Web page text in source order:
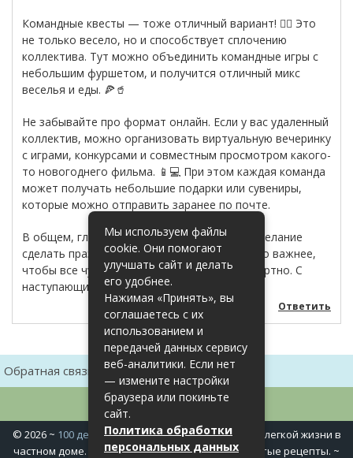
Командные квесты — тоже отличный вариант! 🕵️‍♂️ Это
не только весело, но и способствует сплочению
коллектива. Тут можно объединить командные игры с
небольшим фуршетом, и получится отличный микс
веселья и еды. 🍕🥤
Не забывайте про формат онлайн. Если у вас удаленный
коллектив, можно организовать виртуальную вечеринку
с играми, конкурсами и совместным просмотром какого-
то новогоднего фильма. 📱💻 При этом каждая команда
может получать небольшие подарки или сувениры,
которые можно отправить заранее по почте.
В общем, главное — это ваша фантазия и желание
сделать праздник незабываемым! 🌟 Намного важнее,
чтобы все чувствовали себя уютно и комфортно. С
наступающим! 🎄
Ответить
Обратная связь Карта сайта
© 2026~ 100 дел в доме~ Полезные хитрости для легкой жизни в
частном доме. Сад, огород, дела домашние, простые рецепты. ~
Мы используем файлы
cookie. Они помогают
улучшать сайт и делать
его удобнее.
Нажимая «Принять», вы
соглашаетесь с их
использованием и
передачей данных сервису
веб-аналитики. Если нет
— измените настройки
браузера или покиньте
сайт.
Политика обработки
персональных данных